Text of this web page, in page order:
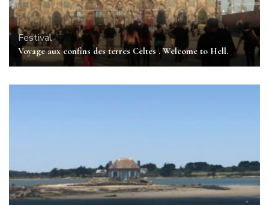
Festival
Voyage aux confins des terres Celtes . Welcome to Hell.